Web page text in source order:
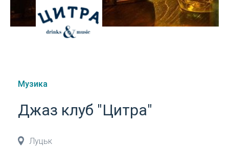
Музика
Джаз клуб "Цитра"
Луцьк